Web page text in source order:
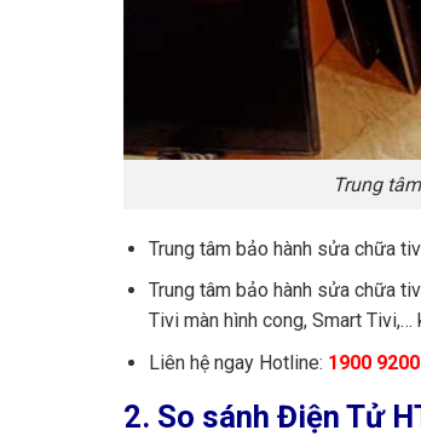
Trung
Trung tâm bảo hành sửa chữa
Trung tâm bảo hành sửa chữa
Tivi màn hình cong, Smart
Liên hệ ngay Hotline: 1900
2. So sánh Điện Tử